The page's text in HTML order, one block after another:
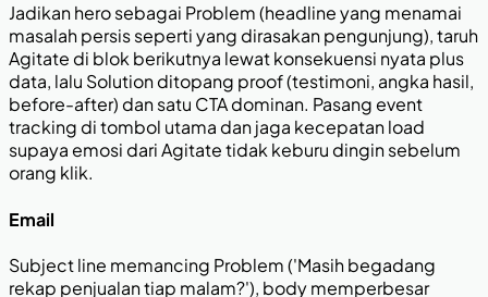
Jadikan hero sebagai Problem (headline yang menamai
masalah persis seperti yang dirasakan pengunjung), taruh
Agitate di blok berikutnya lewat konsekuensi nyata plus
data, lalu Solution ditopang proof (testimoni, angka hasil,
before-after) dan satu CTA dominan. Pasang event
tracking di tombol utama dan jaga kecepatan load
supaya emosi dari Agitate tidak keburu dingin sebelum
orang klik.
Email
Subject line memancing Problem ('Masih begadang
rekap penjualan tiap malam?'), body memperbesar